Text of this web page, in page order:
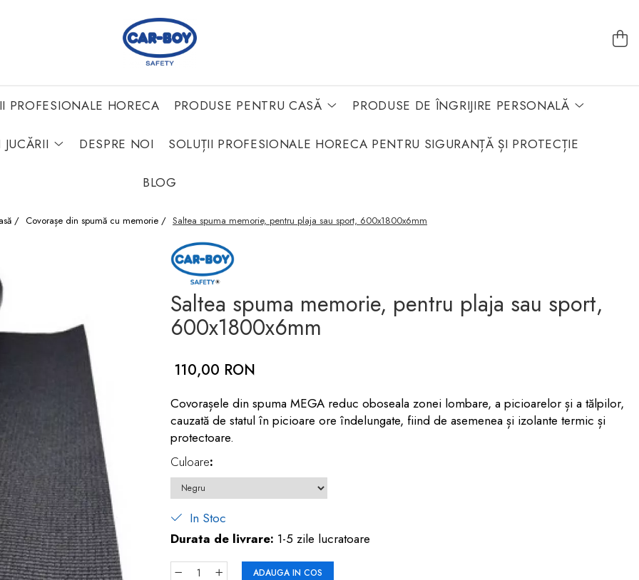
PROFESIONALE HORECA PRODUSE PENTRU CASĂ PRODUSE DE ÎNGRIJIRE PERSONALĂ
JUCĂRII DESPRE NOI SOLUȚII PROFESIONALE HORECA PENTRU SIGURANȚĂ ȘI PROTECȚIE
BLOG
/ Covorașe din spumă cu memorie / Saltea spuma memorie, pentru plaja sau sport, 600x1800x6mm
Saltea spuma memorie, pentru plaja sau sport,
600x1800x6mm
110,00 RON
Covorașele din spuma MEGA reduc oboseala zonei lombare, a picioarelor și a tălpilor,
cauzată de statul în picioare ore îndelungate, fiind de asemenea și izolante termic și
protectoare.
Culoare:
In Stoc
Durata de livrare: 1-5 zile lucratoare
ADAUGA IN COS